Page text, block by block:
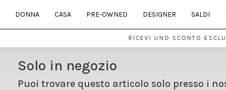
DONNA CASA PRE-OWNED DESIGNER SALDI
RICEVI UNO SCONTO
Solo in negozio
Puoi trovare questo articolo solo presso i